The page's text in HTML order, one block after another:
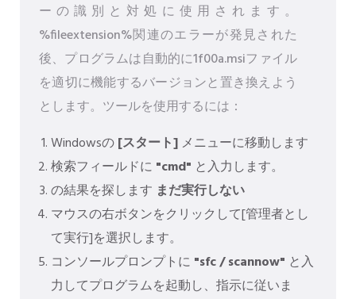
ーの識別と対処に使用されます。
%fileextension%関連のエラーが発見された
後、プログラムは自動的に1f00a.msiファイル
を適切に機能するバージョンと置き換えよう
とします。ツールを使用するには：
Windowsの[スタート] メニューに移動します
検索フィールドに "cmd" と入力します。
の結果を探します まだ実行しない
マウスの右ボタンをクリックして[管理者とし
て実行]を選択します。
コンソールプロンプトに "sfc / scannow" と入
力してプログラムを起動し、指示に従いま